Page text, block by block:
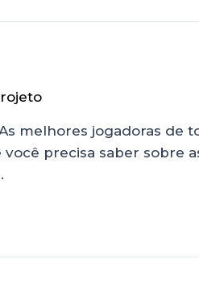
melhores jogadoras
precisa saber sobre